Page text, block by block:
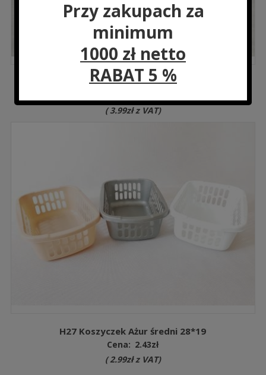
LH6232 Stojak na ręcznik papierowy 29 cm 13×29 cm
( 3.99złz VAT)
H27 Koszyczek Ażur średni 28*19
Cena: 2.43zł
(2.99złz VAT)
Przy zakupach za
minimum
1000 zł netto
RABAT 5 %